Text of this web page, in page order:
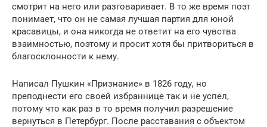
смотрит на него или разговаривает. В то же время поэт
понимает, что он не самая лучшая партия для юной
красавицы, и она никогда не ответит на его чувства
взаимностью, поэтому и просит хотя бы притвориться в
благосклонности к нему.
Написал Пушкин «Признание» в 1826 году, но
преподнести его своей избраннице так и не успел,
потому что как раз в то время получил разрешение
вернуться в Петербург. После расставания с объектом